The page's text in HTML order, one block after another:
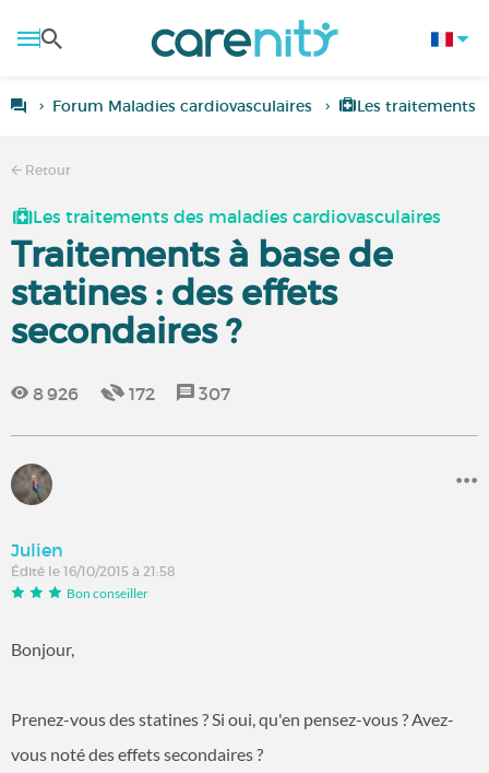
Forum Maladies cardiovasculaires Les traitements
Retour
Les traitements des maladies cardiovasculaires
Traitements à base de
statines : des effets
secondaires ?
8 926 172 307
Julien
Édité le 16/10/2015 à 21:58
Bon conseiller
Bonjour,
Prenez-vous des statines ? Si oui, qu'en pensez-vous ? Avez-
vous noté des effets secondaires ?